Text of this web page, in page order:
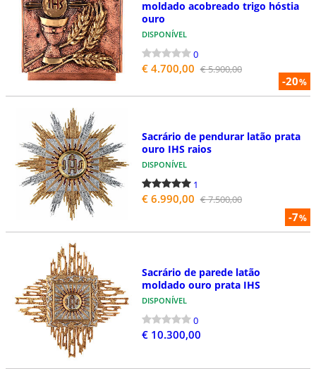
-20%
moldado acobreado trigo hóstia
ouro
DISPONÍVEL
0
€ 4.700,00 € 5.900,00
-7%
Sacrário de pendurar latão prata
ouro IHS raios
DISPONÍVEL
1
€ 6.990,00 € 7.500,00
Sacrário de parede latão
moldado ouro prata IHS
DISPONÍVEL
0
€ 10.300,00